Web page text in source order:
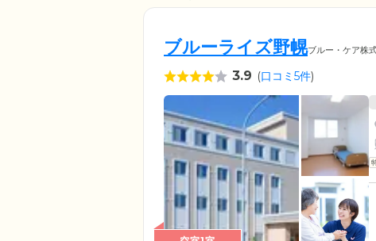
ブルーライズ野幌ブルー・ケア株
3.9 (口コミ5件)